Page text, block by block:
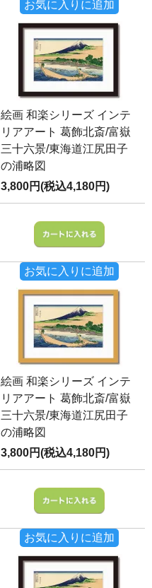
お気に入りに追加
絵画 和楽シリーズ インテ
リアアート 葛飾北斎/富嶽
三十六景/東海道江尻田子
の浦略図
3,800円(税込4,180円)
お気に入りに追加
絵画 和楽シリーズ インテ
リアアート 葛飾北斎/富嶽
三十六景/東海道江尻田子
の浦略図
3,800円(税込4,180円)
お気に入りに追加